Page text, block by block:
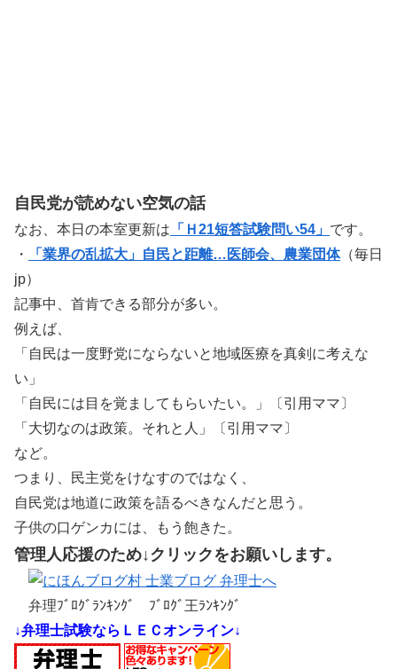
自民党が読めない空気の話
なお、本日の本室更新は 「Ｈ21短答試験問い54」 です。
・
「業界の乱拡大」自民と距離…医師会、農業団体（毎日
jp）
記事中、首肯できる部分が多い。
例えば、
「自民は一度野党にならないと地域医療を真剣に考えな
い」
「自民には目を覚ましてもらいたい。」〔引用ママ〕
「大切なのは政策。それと人」〔引用ママ〕
など。
つまり、民主党をけなすのではなく、
自民党は地道に政策を語るべきなんだと思う。
子供の口ゲンカには、もう飽きた。
管理人応援のため↓クリックをお願いします。
弁理ﾌﾞﾛｸﾞﾗﾝｷﾝｸﾞ ﾌﾞﾛｸﾞ王ﾗﾝｷﾝｸﾞ
↓弁理士試験ならＬＥＣオンライン↓